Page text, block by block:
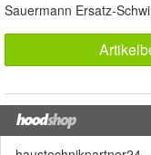
Sauermann Ersatz-